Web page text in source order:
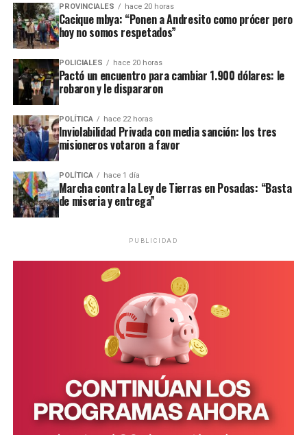
comisaría local, aunque hasta el momento no se conocieron
mayores novedades .
PROVINCIALES hace 20 horas
Cacique mbya: “Ponen a Andresito como prócer pero
hoy no somos respetados”
POLICIALES hace 20 horas
Pactó un encuentro para cambiar 1.900 dólares: le
robaron y le dispararon
POLÍTICA hace 22 horas
Inviolabilidad Privada con media sanción: los tres
misioneros votaron a favor
POLÍTICA hace 1 día
Marcha contra la Ley de Tierras en Posadas: “Basta
de miseria y entrega”
PUBLICIDAD